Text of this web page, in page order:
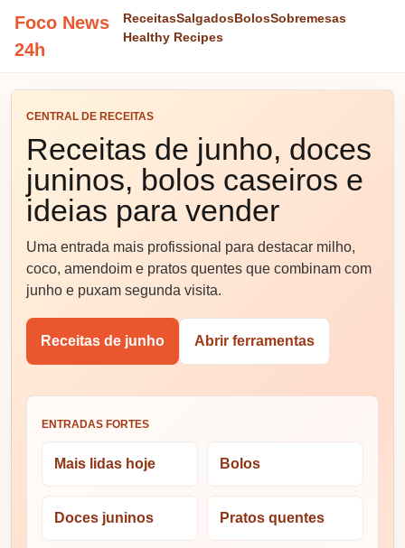
Foco News
24h
ReceitasSalgadosBolosSobremesas
Healthy Recipes
CENTRAL DE RECEITAS
Receitas de junho, doces
juninos, bolos caseiros e
ideias para vender
Uma entrada mais profissional para destacar milho,
coco, amendoim e pratos quentes que combinam com
junho e puxam segunda visita.
Receitas de junho Abrir ferramentas
ENTRADAS FORTES
Mais lidas hoje Bolos
Doces juninos Pratos quentes